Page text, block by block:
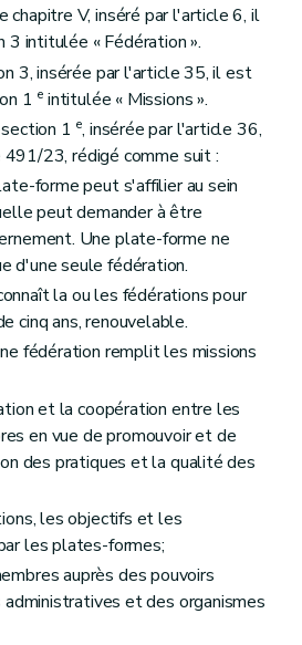
chapitre V, inséré par l'article 6, il
3 intitulée « Fédération ».
3, insérée par l'article 35, il est
1 e intitulée « Missions ».
1 e, insérée par l'article 36,
23, rédigé comme suit :
forme peut s'affilier au sein
peut demander à être
Une plate-forme ne
d'une seule fédération.
la ou les fédérations pour
cinq ans, renouvelable.
fédération remplit les missions
et la coopération entre les
en vue de promouvoir et de
des pratiques et la qualité des
les objectifs et les
les plates-formes;
auprès des pouvoirs
et des organismes